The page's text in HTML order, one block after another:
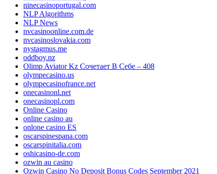
ninecasinoportugal.com
NLP Algorithms
NLP News
nvcasinoonline.com.de
nvcasinoslovakia.com
nystagmus.me
oddboy.nz
Olimp Aviator Kz Сочетает В Себе – 408
olympecasino.us
olympecasinofrance.net
onecasinonl.net
onecasinopl.com
Online Casino
online casino au
onlone casino ES
oscarspinespana.com
oscarspinitalia.com
oshicasino-de.com
ozwin au casino
Ozwin Casino No Deposit Bonus Codes September 2021